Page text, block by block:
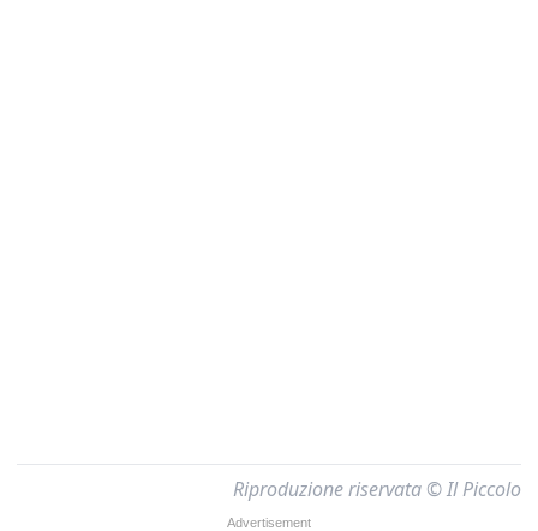
Riproduzione riservata © Il Piccolo